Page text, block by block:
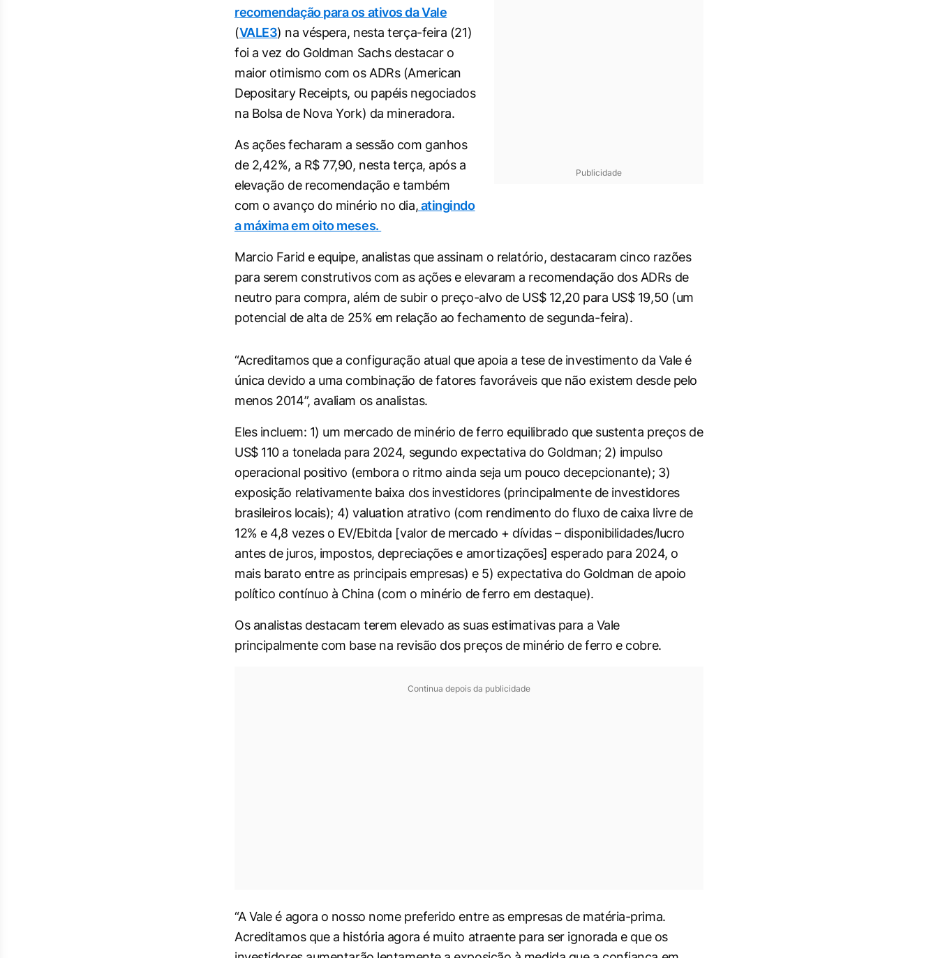
Publicidade
recomendação para os ativos da Vale
(VALE3) na véspera, nesta terça-feira (21)
foi a vez do Goldman Sachs destacar o
maior otimismo com os ADRs (American
Depositary Receipts, ou papéis negociados
na Bolsa de Nova York) da mineradora.
As ações fecharam a sessão com ganhos
de 2,42%, a R$ 77,90, nesta terça, após a
elevação de recomendação e também
com o avanço do minério no dia,atingindo
a máxima em oito meses.
Marcio Farid e equipe, analistas que assinam o relatório, destacaram cinco razões
para serem construtivos com as ações e elevaram a recomendação dos ADRs de
neutro para compra, além de subir o preço-alvo de US$ 12,20 para US$ 19,50 (um
potencial de alta de 25% em relação ao fechamento de segunda-feira).
“Acreditamos que a configuração atual que apoia a tese de investimento da Vale é
única devido a uma combinação de fatores favoráveis que não existem desde pelo
menos 2014”, avaliam os analistas.
Eles incluem: 1) um mercado de minério de ferro equilibrado que sustenta preços de
US$ 110 a tonelada para 2024, segundo expectativa do Goldman; 2) impulso
operacional positivo (embora o ritmo ainda seja um pouco decepcionante); 3)
exposição relativamente baixa dos investidores (principalmente de investidores
brasileiros locais); 4) valuation atrativo (com rendimento do fluxo de caixa livre de
12% e 4,8 vezes o EV/Ebitda [valor de mercado + dívidas – disponibilidades/lucro
antes de juros, impostos, depreciações e amortizações] esperado para 2024, o
mais barato entre as principais empresas) e 5) expectativa do Goldman de apoio
político contínuo à China (com o minério de ferro em destaque).
Os analistas destacam terem elevado as suas estimativas para a Vale
principalmente com base na revisão dos preços de minério de ferro e cobre.
Continua depois da publicidade
“A Vale é agora o nosso nome preferido entre as empresas de matéria-prima.
Acreditamos que a história agora é muito atraente para ser ignorada e que os